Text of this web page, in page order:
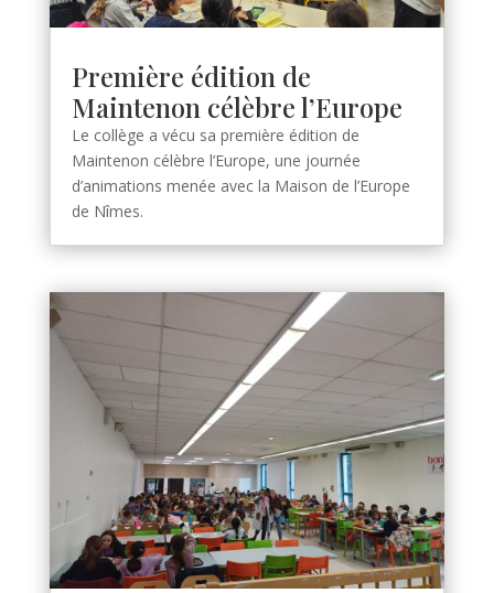
Première édition de
Maintenon célèbre l’Europe
Le collège a vécu sa première édition de
Maintenon célèbre l’Europe, une journée
d’animations menée avec la Maison de l’Europe
de Nîmes.